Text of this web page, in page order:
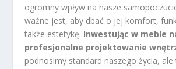
ogromny wpływ na nasze
ważne jest, aby dbać o jej komfort,
także estetykę. Inwestując w meble
profesjonalne projektowanie
podnosimy standard naszego życia,